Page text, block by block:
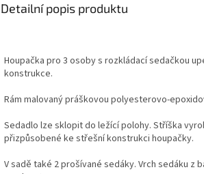
Detailní popis produktu
Houpačka pro 3 osoby s rozkládací sedačkou
konstrukce.
Rám malovaný práškovou polyesterovo-
Sedadlo lze sklopit do ležící polohy. Stříška
přizpůsobené ke střešní konstrukci houpačky.
V sadě také 2 prošívané sedáky. Vrch sedáku z